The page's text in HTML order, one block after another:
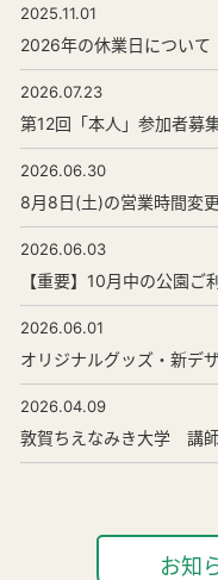
2025.11.01
2026年の休業日について
2026.07.23
第12回「本人」参加者募
2026.06.30
8月8日(土)の営業時間変
2026.06.03
【重要】10月中の公園
2026.06.01
オリジナルグッズ・新デ
2026.04.09
敦賀ちえなみき大学 講
お知